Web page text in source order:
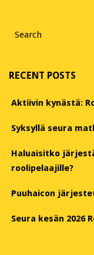
for
RECENT POSTS
Aktiivin kynästä:
Syksyllä seura
Haluaisitko
roolipelaajille?
Puuhaicon
Seura kesän 2026